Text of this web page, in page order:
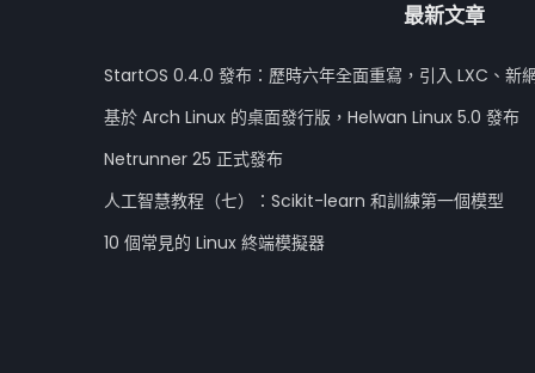
最新文章
StartOS 0.4.0 發布：歷時六年全面重寫，引入 LXC、新
基於 Arch Linux 的桌面發行版，Helwan Linux 5.0 發布
Netrunner 25 正式發布
人工智慧教程（七）：Scikit-learn 和訓練第一個模型
10 個常見的 Linux 終端模擬器